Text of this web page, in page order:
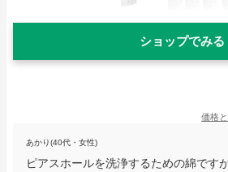
ショップでみる
価格
あかり(40代・女性)
ピアスホールを洗浄するための綿です